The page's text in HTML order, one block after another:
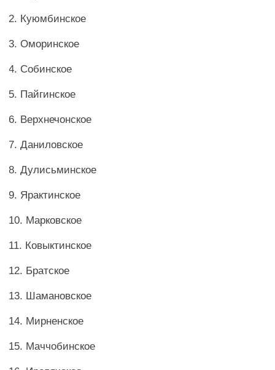
2. Куюмбинское
3. Оморинское
4. Собинское
5. Пайгинское
6. Верхнечонское
7. Даниловское
8. Дулисьминское
9. Ярактинское
10. Марковское
11. Ковыктинское
12. Братское
13. Шамановское
14. Мирненское
15. Маччобинское